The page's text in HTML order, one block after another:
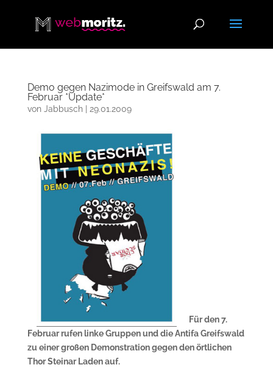
Demo gegen Nazimode in Greifswald am 7.
Februar *Update*
von Jabbusch| 29.01.2009
Für den 7.
Februar rufen linke Gruppen und die Antifa Greifswald
zu einer großen Demonstration gegen den örtlichen
Thor Steinar Laden auf.